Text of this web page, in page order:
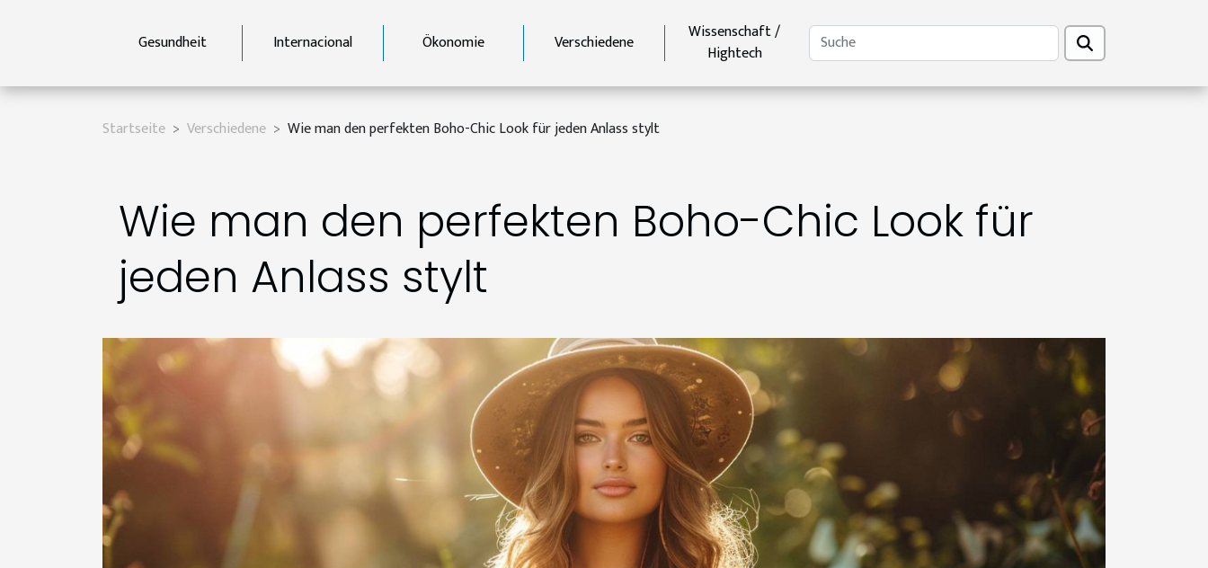
Gesundheit Internacional Ökonomie Verschiedene
Wissenschaft /
Hightech
Startseite Verschiedene Wie man den perfekten Boho-Chic Look für jeden Anlass stylt
Wie man den perfekten Boho-Chic Look für
jeden Anlass stylt